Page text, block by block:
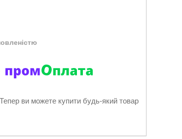
Тепер ви можете купити будь-який товар